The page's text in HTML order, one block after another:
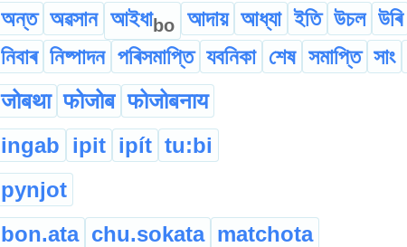
অন্ত অৱসান আইধাbo আদায় আধ্যা ইতি উচল উৰি
নিবাৰ নিষ্পাদন পৰিসমাপ্তি যবনিকা শেষ সমাপ্তি সাং
जोबथा फोजोब फोजोबनाय
ingab ipit ipít tu:bi
pynjot
bon.ata chu.sokata matchota